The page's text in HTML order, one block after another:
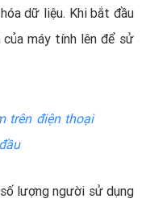
dữ liệu. Khi bắt đầu
của máy tính lên để sử
trên điện thoại
lượng người sử dụng